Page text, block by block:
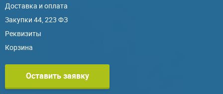
Доставка и оплата
Закупки 44, 223 ФЗ
Реквизиты
Корзина
Оставить заявку